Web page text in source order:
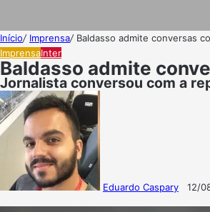
Início/ Imprensa/ Baldasso admite conversas
ImprensaInter
Baldasso admite
Jornalista conversou com a
Eduardo Caspary
12/